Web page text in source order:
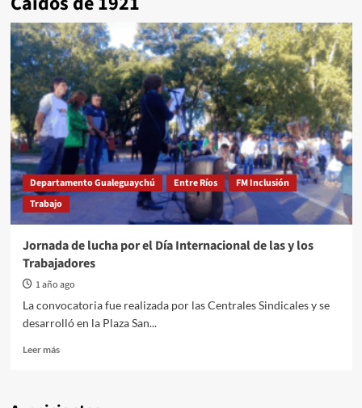
Departamento Gualeguaychú Entre Ríos
FM Inclusión
Trabajo
Jornada de lucha por el Día Internacional de las y los
Trabajadores
1 año ago
La convocatoria fue realizada por las Centrales Sindicales y se
desarrolló en la Plaza San...
Leer másRead